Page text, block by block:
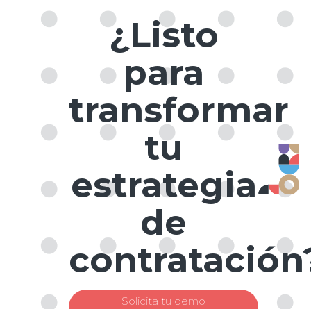
¿Listo
para
transformar
tu
estrategia
de
Solicita tu demo